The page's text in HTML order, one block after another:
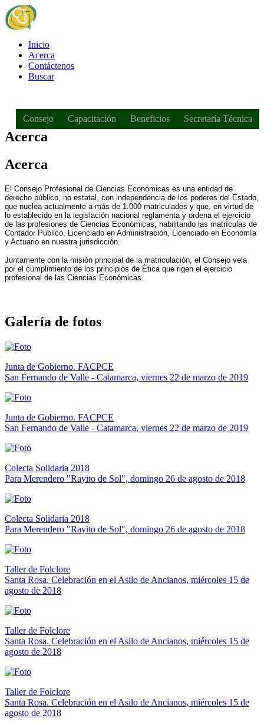
Inicio
Acerca
Contáctenos
Buscar
Consejo Capacitación Beneficios Secretaría Técnica
Acerca
Acerca
El Consejo Profesional de Ciencias Económicas es una entidad de
derecho público, no estatal, con independencia de los poderes del Estado,
que nuclea actualmente a más de 1.000 matriculados y que, en virtud de
lo establecido en la legislación nacional reglamenta y ordena el ejercicio
de las profesiones de Ciencias Económicas, habilitando las matrículas de
Contador Público, Licenciado en Administración, Licenciado en Economía
y Actuario en nuestra jurisdicción.
Juntamente con la misión principal de la matriculación, el Consejo vela
por el cumplimiento de los principios de Ética que rigen el ejercicio
profesional de las Ciencias Económicas.
Galería de fotos
Junta de Gobierno. FACPCE
San Fernando de Valle - Catamarca, viernes 22 de marzo de 2019
Junta de Gobierno. FACPCE
San Fernando de Valle - Catamarca, viernes 22 de marzo de 2019
Colecta Solidaria 2018
Para Merendero "Rayito de Sol", domingo 26 de agosto de 2018
Colecta Solidaria 2018
Para Merendero "Rayito de Sol", domingo 26 de agosto de 2018
Taller de Folclore
Santa Rosa. Celebración en el Asilo de Ancianos, miércoles 15 de
agosto de 2018
Taller de Folclore
Santa Rosa. Celebración en el Asilo de Ancianos, miércoles 15 de
agosto de 2018
Taller de Folclore
Santa Rosa. Celebración en el Asilo de Ancianos, miércoles 15 de
agosto de 2018